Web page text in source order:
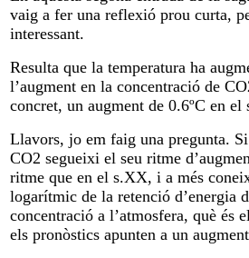
vaig a fer una reflexió prou curta,
interessant.
Resulta que la temperatura ha
l’augment en la concentració de
concret, un augment de 0.6ºC en el
Llavors, jo em faig una pregunta.
CO2 segueixi el seu ritme
ritme que en el s.XX, i a més
logarítmic de la retenció d’energia
concentració a l’atmosfera, què és
els pronòstics apunten a un